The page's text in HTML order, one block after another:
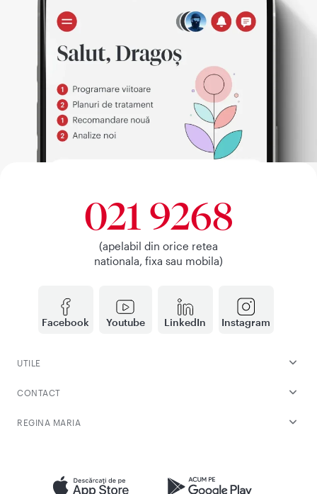
Facebook Youtube LinkedIn Instagram
021 9268
(apelabil din orice retea
nationala, fixa sau mobila)
UTILE
CONTACT
REGINA MARIA